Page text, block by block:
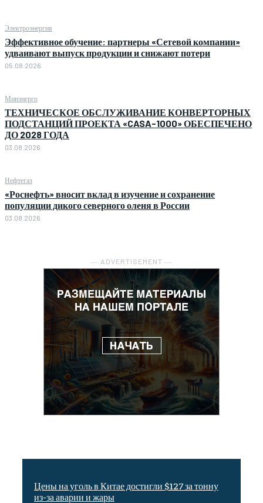
Электроэнергия
Эффективное обучение: партнеры «Сетевой компании»
удваивают выпуск продукции и снижают потери
05.08.2026
Минэнерго
ТЕХНИЧЕСКОЕ ОБСЛУЖИВАНИЕ КОНВЕРТОРНЫХ
ПОДСТАНЦИЙ ПРОЕКТА «CASA-1000» ОБЕСПЕЧЕНО
ДО 2028 ГОДА
03.08.2026
Нефтегаз
«Роснефть» вносит вклад в изучение и сохранение
популяции дикого северного оленя в России
03.08.2026
― ADVERTISEMENT ―
Цены на уголь в Китае достигли $127 за тонну
из-за аварии и жары